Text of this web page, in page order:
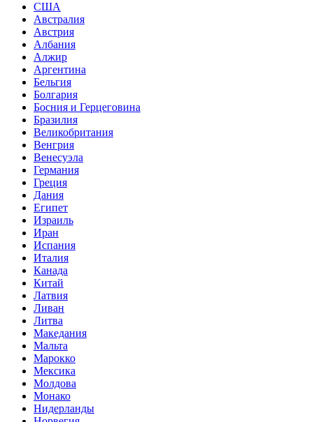
США
Австралия
Австрия
Албания
Алжир
Аргентина
Бельгия
Болгария
Босния и Герцеговина
Бразилия
Великобритания
Венгрия
Венесуэла
Германия
Греция
Дания
Египет
Израиль
Иран
Испания
Италия
Канада
Китай
Латвия
Ливан
Литва
Македания
Мальта
Марокко
Мексика
Молдова
Монако
Нидерланды